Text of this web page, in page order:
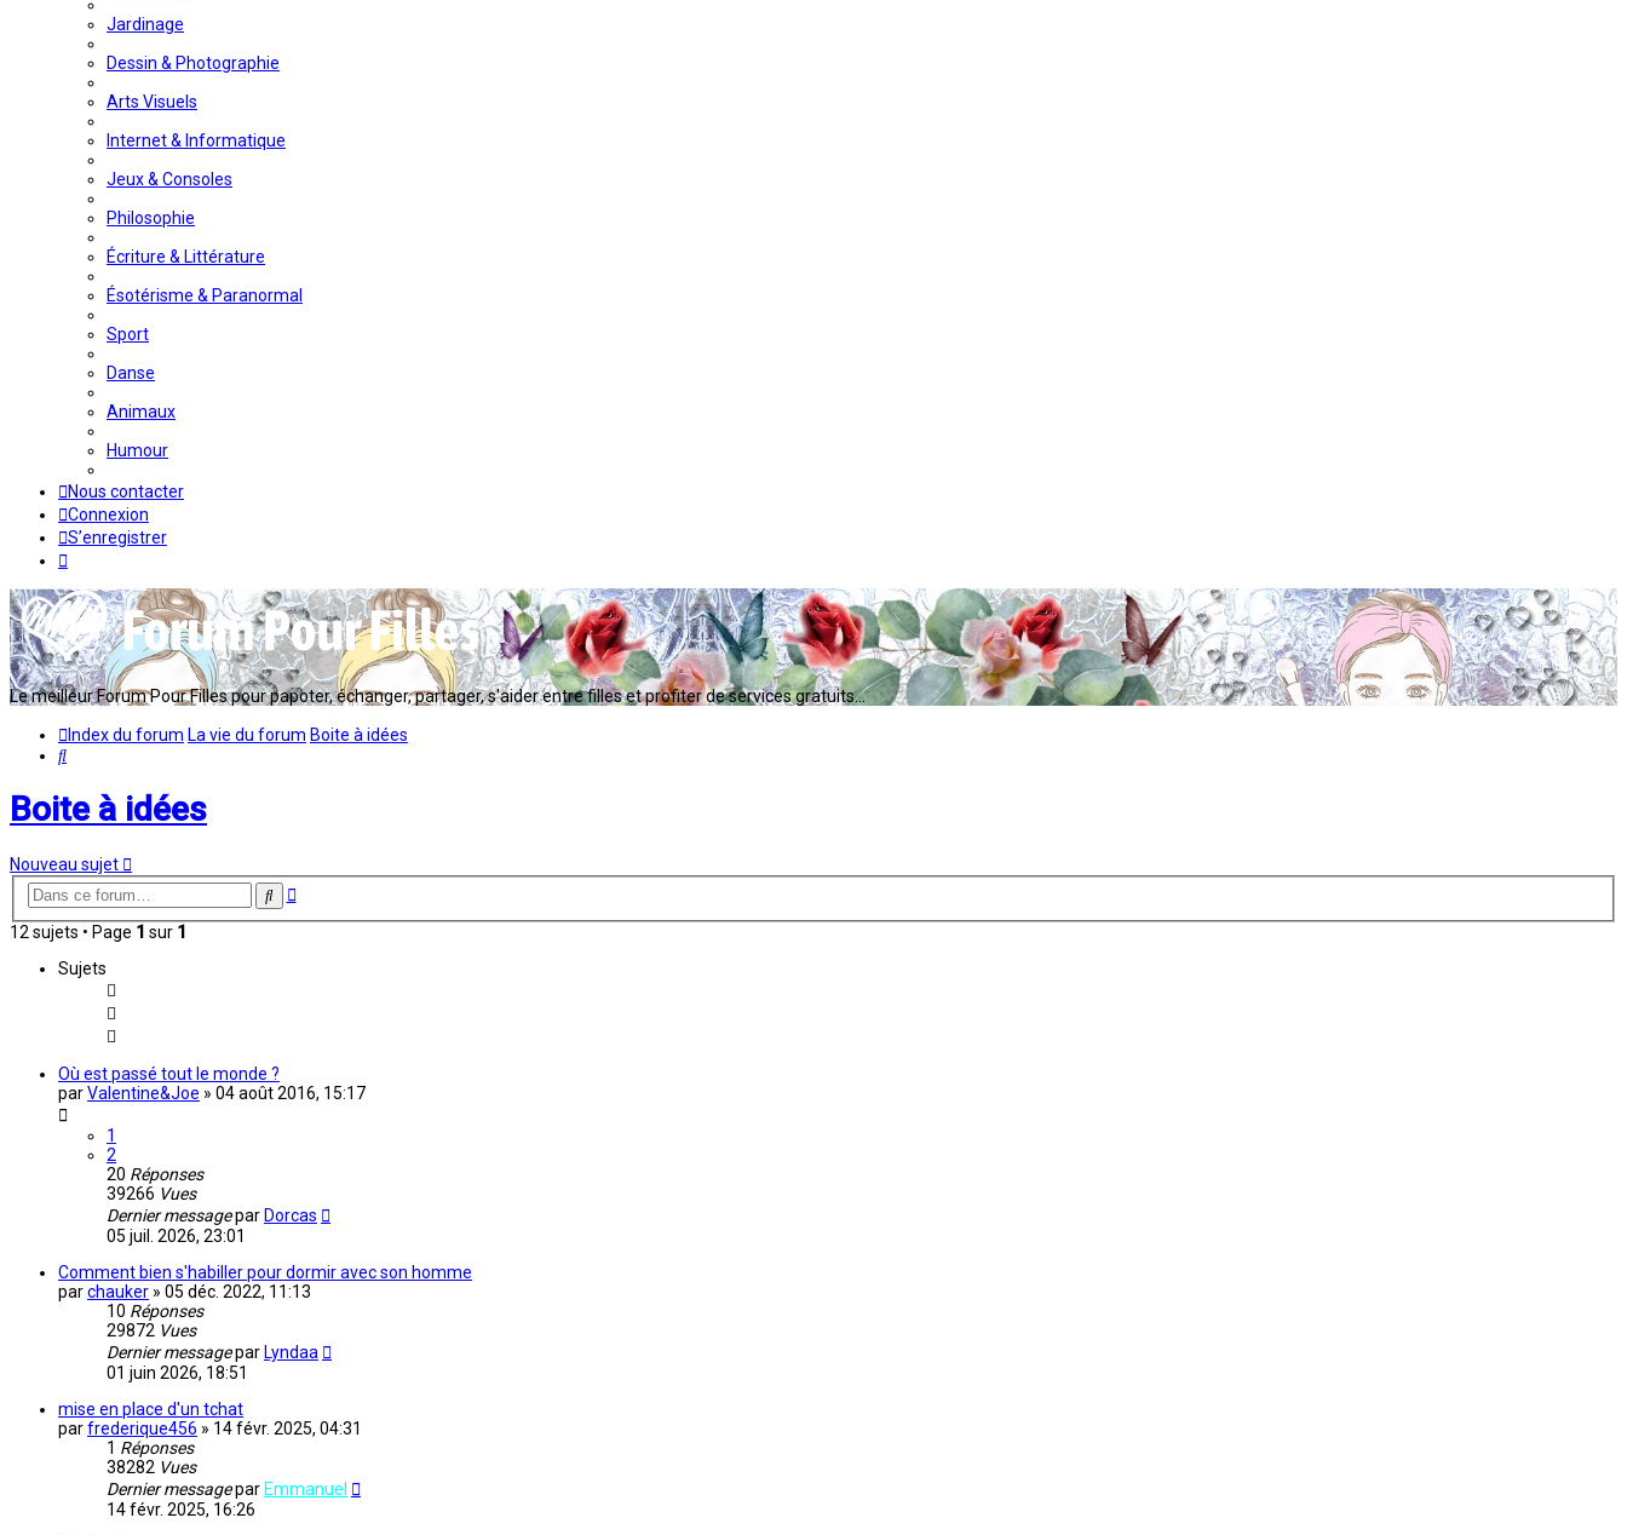
Jardinage
Dessin & Photographie
Arts Visuels
Internet & Informatique
Jeux & Consoles
Philosophie
Écriture & Littérature
Ésotérisme & Paranormal
Sport
Danse
Animaux
Humour
Nous contacter
Connexion
S’enregistrer
Le meilleur Forum Pour Filles pour papoter, échanger, partager, s'aider entre filles et profiter de services gratuits...
Index du forum La vie du forum Boite à idées
Rechercher
Boite à idées
Nouveau sujet
Rechercher
Recherche
12 sujets • Page 1 sur 1
Sujets
Où est passé tout le monde ?
parValentine&Joe » 04 août 2016, 15:17
1
2
20 Réponses
39266 Vues
Dernier messagepar Dorcas
05 juil. 2026, 23:01
Comment bien s'habiller pour dormir avec son homme
parchauker » 05 déc. 2022, 11:13
10 Réponses
29872 Vues
Dernier messagepar Lyndaa
01 juin 2026, 18:51
mise en place d'un tchat
parfrederique456 » 14 févr. 2025, 04:31
1 Réponses
38282 Vues
Dernier messagepar Emmanuel
14 févr. 2025, 16:26